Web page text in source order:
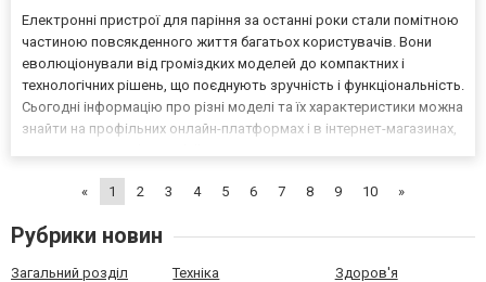
Електронні пристрої для паріння за останні роки стали помітною
частиною повсякденного життя багатьох користувачів. Вони
еволюціонували від громіздких моделей до компактних і
технологічних рішень, що поєднують зручність і функціональність.
Сьогодні інформацію про різні моделі та їх характеристики можна
знайти на профільних онлайн-платформах і в інтернет-магазинах,
«
1 2 3 4 5 6 7 8 9 10 »
Рубрики новин
Загальний розділ Техніка Здоров'я